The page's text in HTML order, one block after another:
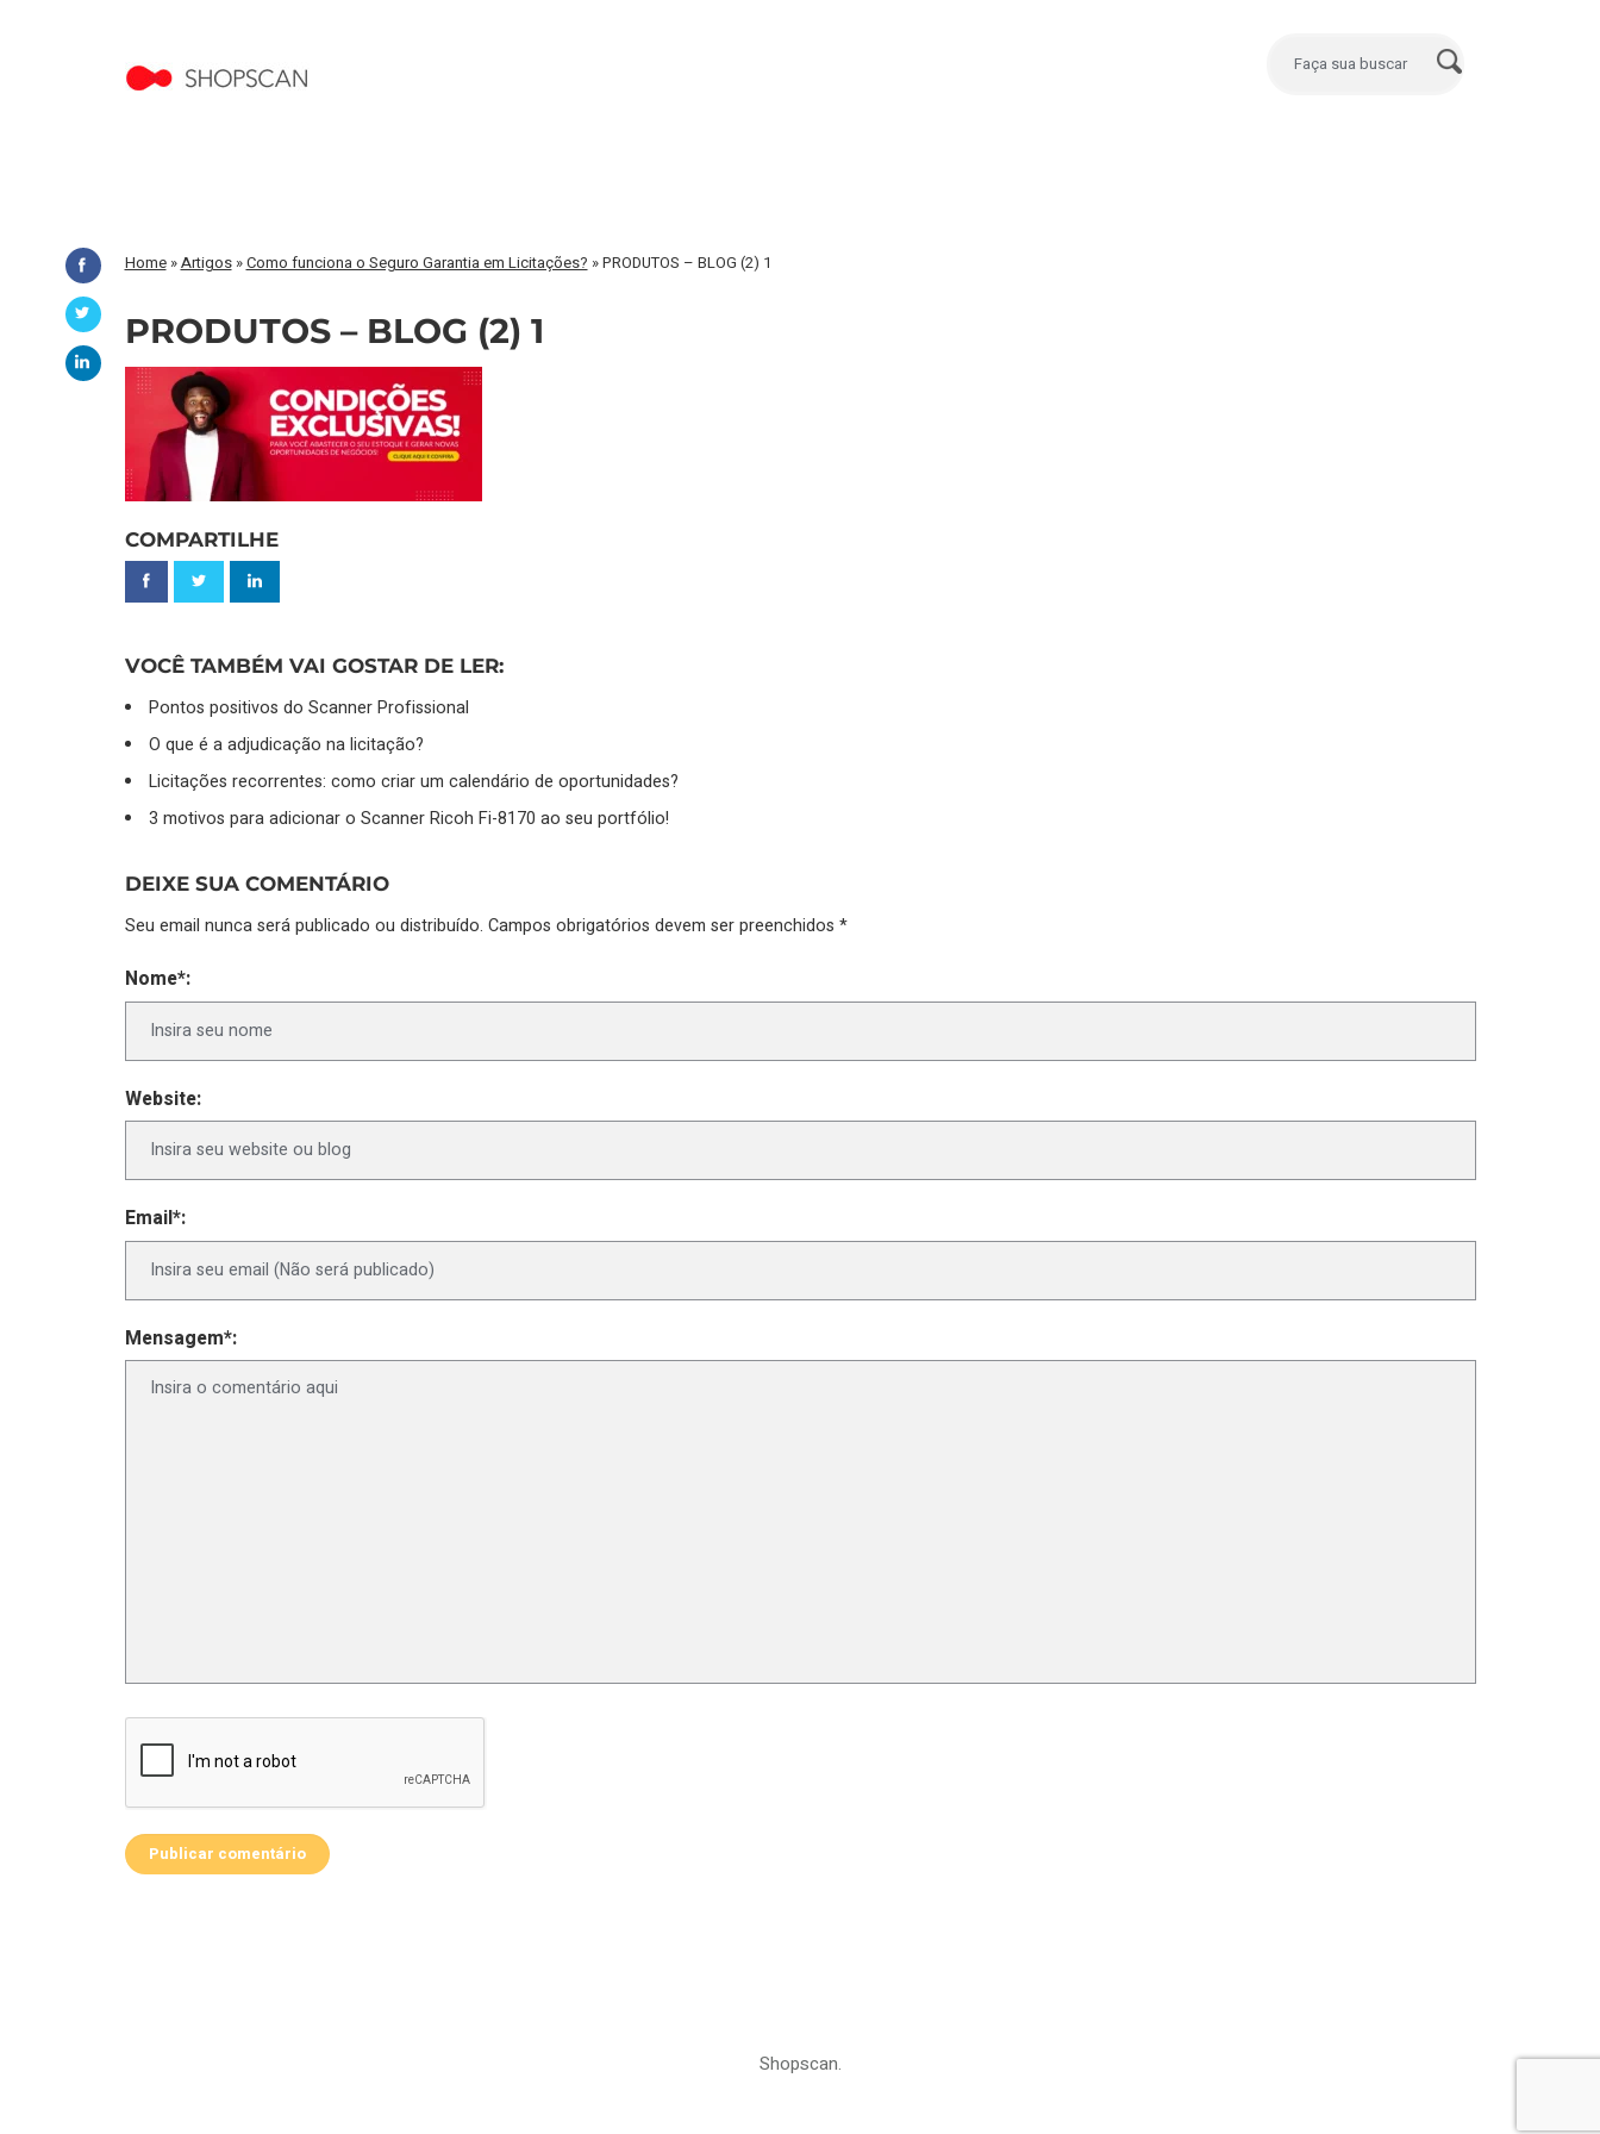
Home»Artigos»Como funciona o Seguro Garantia em Licitações? »PRODUTOS – BLOG (2) 1
PRODUTOS – BLOG (2) 1
COMPARTILHE
VOCÊ TAMBÉM VAI GOSTAR DE LER:
Pontos positivos do Scanner Profissional
O que é a adjudicação na licitação?
Licitações recorrentes: como criar um calendário de oportunidades?
3 motivos para adicionar o Scanner Ricoh Fi-8170 ao seu portfólio!
DEIXE SUA COMENTÁRIO
Seu email nunca será publicado ou distribuído. Campos obrigatórios devem ser preenchidos *
Nome*:
Website:
Email*:
Mensagem*:
Shopscan.